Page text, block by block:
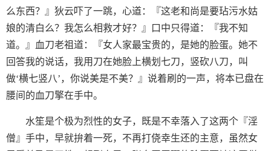
么东西？』狄云吓了一跳，心道：『这老和尚是要玷污水姑
娘的清白么？我怎么相救才好？』口中只得道：『我不知
道。』血刀老祖道：『女人家最宝贵的，是她的脸蛋。她不
回答我的说话，我用刀在她脸上横划七刀，竖砍八刀，叫
做‘横七竖八’，你说美是不美？』说着刷的一声，将本已盘在
腰间的血刀擎在手中。
水笙是个极为烈性的女子，既是不幸落入了这两个『淫
僧』手中，早就拚着一死，不再打侥幸生还的主意，虽然女